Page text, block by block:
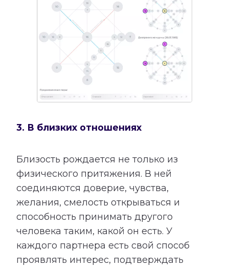
3. В близких отношениях
Близость рождается не только из
физического притяжения. В ней
соединяются доверие, чувства,
желания, смелость открываться и
способность принимать другого
человека таким, какой он есть. У
каждого партнера есть свой способ
проявлять интерес, подтверждать